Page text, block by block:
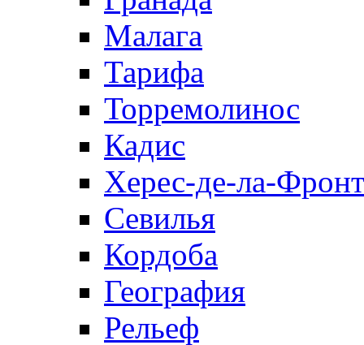
Малага
Тарифа
Торремолинос
Кадис
Херес-де-ла-
Севилья
Кордоба
География
Рельеф